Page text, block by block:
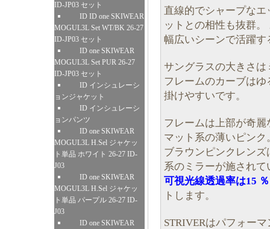
ID-JP03 セット
ID ID one SKIWEAR
MOGUL3L Set WT/BK 26-27
ID-JP03 セット
ID one SKIWEAR
MOGUL3L Set PUR 26-27
ID-JP03 セット
ID インシュレーシ
ョンジャケット
ID インシュレーシ
ョンパンツ
ID one SKIWEAR
MOGUL3L H.Sel ジャケッ
ト単品 ホワイト 26-27 ID-
J03
ID one SKIWEAR
MOGUL3L H.Sel ジャケッ
ト単品 パープル 26-27 ID-
J03
ID one SKIWEAR
直線的でシャープな
ットとの相性も抜群
幅広いシーンで活躍
サングラスの大きさ
フレームのカーブは
掛けやすいです。
フレームは上部が奇
マット系の薄いピンク
ブラウンピンクレン
系のミラーが施されて
可視光線透過率は15 ％
トします。
STRIVERはパフォー